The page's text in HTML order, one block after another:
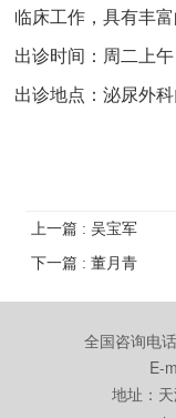
临床工作，具有丰富
出诊时间：周二上午
出诊地点：泌尿外
上一篇 : 吴宝军
下一篇 : 董月青
全国咨询电
E-
地址：